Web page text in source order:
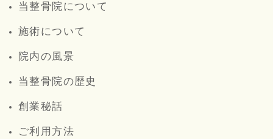
当整骨院について
施術について
院内の風景
当整骨院の歴史
創業秘話
ご利用方法